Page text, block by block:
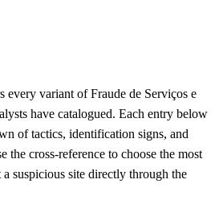
every variant of Fraude de Serviços e
have catalogued. Each entry below
of tactics, identification signs, and
the cross-reference to choose the most
suspicious site directly through the